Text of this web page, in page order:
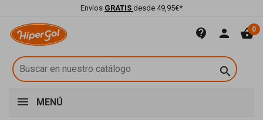
Envíos GRATIS desde 49,95€*
contact_support person shopping_basket0

MENÚ